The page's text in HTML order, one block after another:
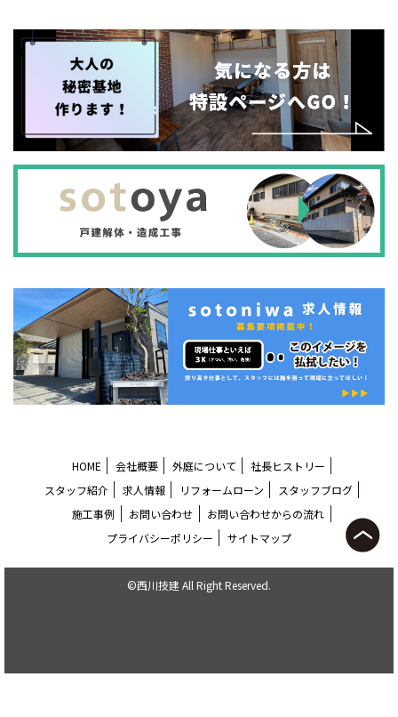
HOME 会社概要 外庭について
社長ヒストリー
スタッフ紹介
求人情報 リフォームローン
スタッフブログ
施工事例
お問い合わせ
お問い合わせからの流れ
プライバシーポリシー
サイトマップ
©西川技建 All Right Reserved.